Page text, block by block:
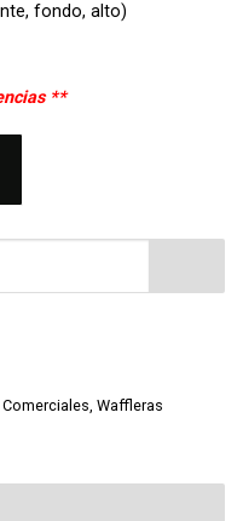
fondo, alto)
**
UWBX-2 cantidad
, Waffleras